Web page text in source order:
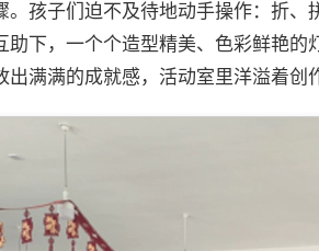
。孩子们迫不及待地动手操作：折
助下，一个个造型精美、色彩鲜艳
出满满的成就感，活动室里洋溢着创